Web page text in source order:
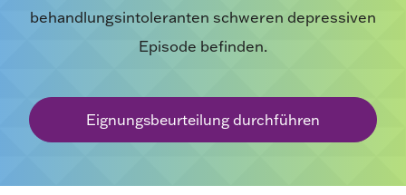
behandlungsintoleranten schweren depressiven
Episode befinden.
Eignungsbeurteilung durchführen